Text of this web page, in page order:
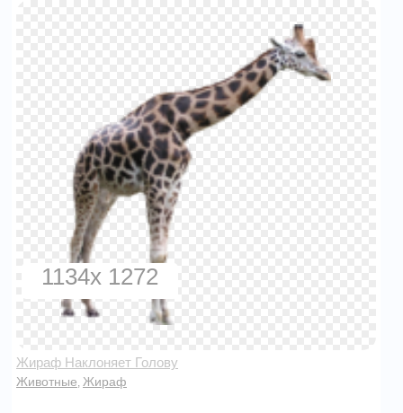
1134x 1272
Жираф Наклоняет Голову
Животные Жираф